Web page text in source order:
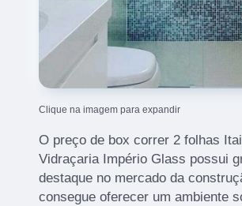
Clique na imagem para expandir
O preço de box correr 2 folhas
Vidraçaria Império Glass possui
destaque no mercado da
consegue oferecer um ambiente